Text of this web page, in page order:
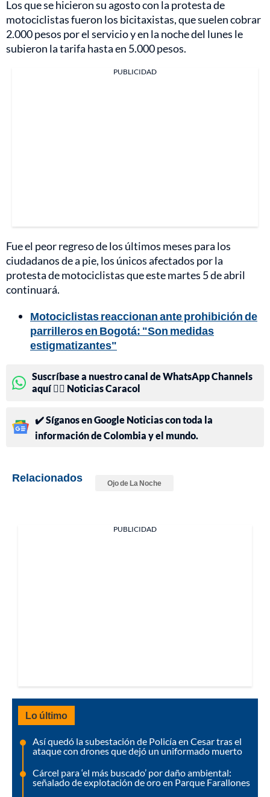
Los que se hicieron su agosto con la protesta de
motociclistas fueron los bicitaxistas, que suelen cobrar
2.000 pesos por el servicio y en la noche del lunes le
subieron la tarifa hasta en 5.000 pesos.
PUBLICIDAD
Fue el peor regreso de los últimos meses para los
ciudadanos de a pie, los únicos afectados por la
protesta de motociclistas que este martes 5 de abril
continuará.
Motociclistas reaccionan ante prohibición de
parrilleros en Bogotá: "Son medidas
estigmatizantes"
Suscríbase a nuestro canal de WhatsApp Channels
aquí 👉🏻 Noticias Caracol
✔️ Síganos en Google Noticias con toda la
información de Colombia y el mundo.
Relacionados Ojo de La Noche
PUBLICIDAD
Lo último
Así quedó la subestación de Policía en Cesar tras el
ataque con drones que dejó un uniformado muerto
Cárcel para ‘el más buscado’ por daño ambiental:
señalado de explotación de oro en Parque Farallones